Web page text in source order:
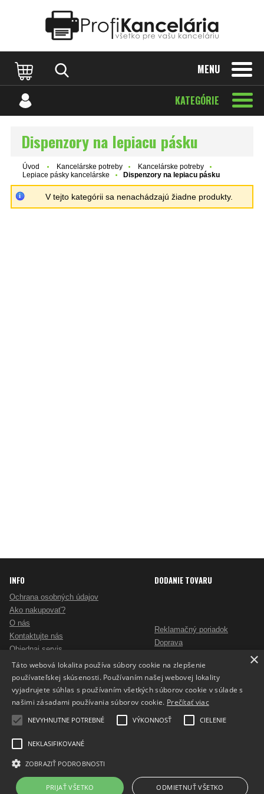
MENU
KATEGÓRIE
Dispenzory na lepiacu pásku
Úvod Kancelárske potreby
Kancelárske potreby
Lepiace pásky kancelárske
Dispenzory na lepiacu pásku
V tejto kategórii sa nenachádzajú žiadne produkty.
INFO DODANIE TOVARU
Ochrana osobných údajov
Ako nakupovať?
O nás
Kontaktujte nás
Objednaj servis
Pošlite mi ponuku
Ako vybrať skartovač?
Nezáväzný dopyt na reklamné predmety
Potlač reklamných predmetov
Cookies
Reklamačný poriadok
Doprava
Alternatívne riešenie sporov
Odstúpenie od zmluvy
Copyright 2017 - 2026 © ProfiKancelaria.sk
Katalóg internetových stránok Designed by Rawpixel.com
×
Táto webová lokalita používa súbory cookie na zlepšenie
používateľskej skúsenosti. Používaním našej webovej lokality
vyjadrujete súhlas s používaním všetkých súborov cookie v súlade s
našimi zásadami používania súborov cookie. Prečítať viac
NEVYHNUTNE POTREBNÉ VÝKONNOSŤ CIELENIE
NEKLASIFIKOVANÉ
ZOBRAZIŤ PODROBNOSTI
PRIJAŤ VŠETKO ODMIETNUŤ VŠETKO